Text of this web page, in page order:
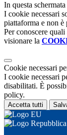
In questa
I cookie necessari
piattaforma e non
Per conoscere
visionare la
Cookie necessari
I cookie necessari
disabilitati. È
policy.
Accetta tutti